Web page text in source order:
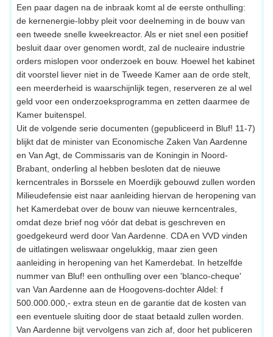
Een paar dagen na de inbraak komt al de eerste onthulling:
de kernenergie-lobby pleit voor deelneming in de bouw van
een tweede snelle kweekreactor. Als er niet snel een positief
besluit daar over genomen wordt, zal de nucleaire industrie
orders mislopen voor onderzoek en bouw. Hoewel het kabinet
dit voorstel liever niet in de Tweede Kamer aan de orde stelt,
een meerderheid is waarschijnlijk tegen, reserveren ze al wel
geld voor een onderzoeksprogramma en zetten daarmee de
Kamer buitenspel.
Uit de volgende serie documenten (gepubliceerd in Bluf! 11-7)
blijkt dat de minister van Economische Zaken Van Aardenne
en Van Agt, de Commissaris van de Koningin in Noord-
Brabant, onderling al hebben besloten dat de nieuwe
kerncentrales in Borssele en Moerdijk gebouwd zullen worden
Milieudefensie eist naar aanleiding hiervan de heropening van
het Kamerdebat over de bouw van nieuwe kerncentrales,
omdat deze brief nog vóór dat debat is geschreven en
goedgekeurd werd door Van Aardenne. CDA en VVD vinden
de uitlatingen weliswaar ongelukkig, maar zien geen
aanleiding in heropening van het Kamerdebat. In hetzelfde
nummer van Bluf! een onthulling over een 'blanco-cheque'
van Van Aardenne aan de Hoogovens-dochter Aldel: f
500.000.000,- extra steun en de garantie dat de kosten van
een eventuele sluiting door de staat betaald zullen worden.
Van Aardenne bijt vervolgens van zich af, door het publiceren